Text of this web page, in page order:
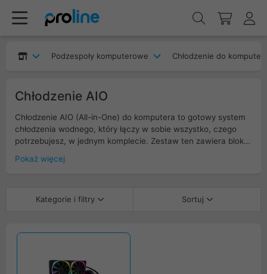
Podzespoły komputerowe Chłodzenie do
Chłodzenie AIO
Chłodzenie AIO (All-in-One) do komputera to gotowy system
chłodzenia wodnego, który łączy w sobie wszystko, czego
potrzebujesz, w jednym komplecie. Zestaw ten zawiera blok
umożliwia szybkie i efektywne odprowadzanie ciepła. Dzięki
intensywnych sesji grania czy pracy, a przy tym
komputera.
Pokaż więcej
Kategorie i filtry Sortuj